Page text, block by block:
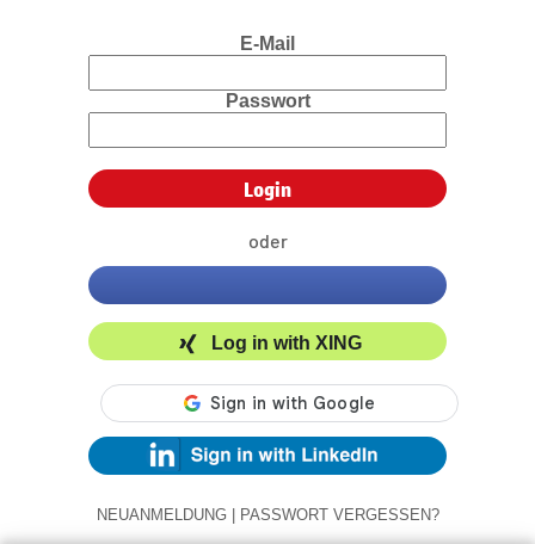
E-Mail
Passwort
oder
Log in with XING
NEUANMELDUNG | PASSWORT VERGESSEN?